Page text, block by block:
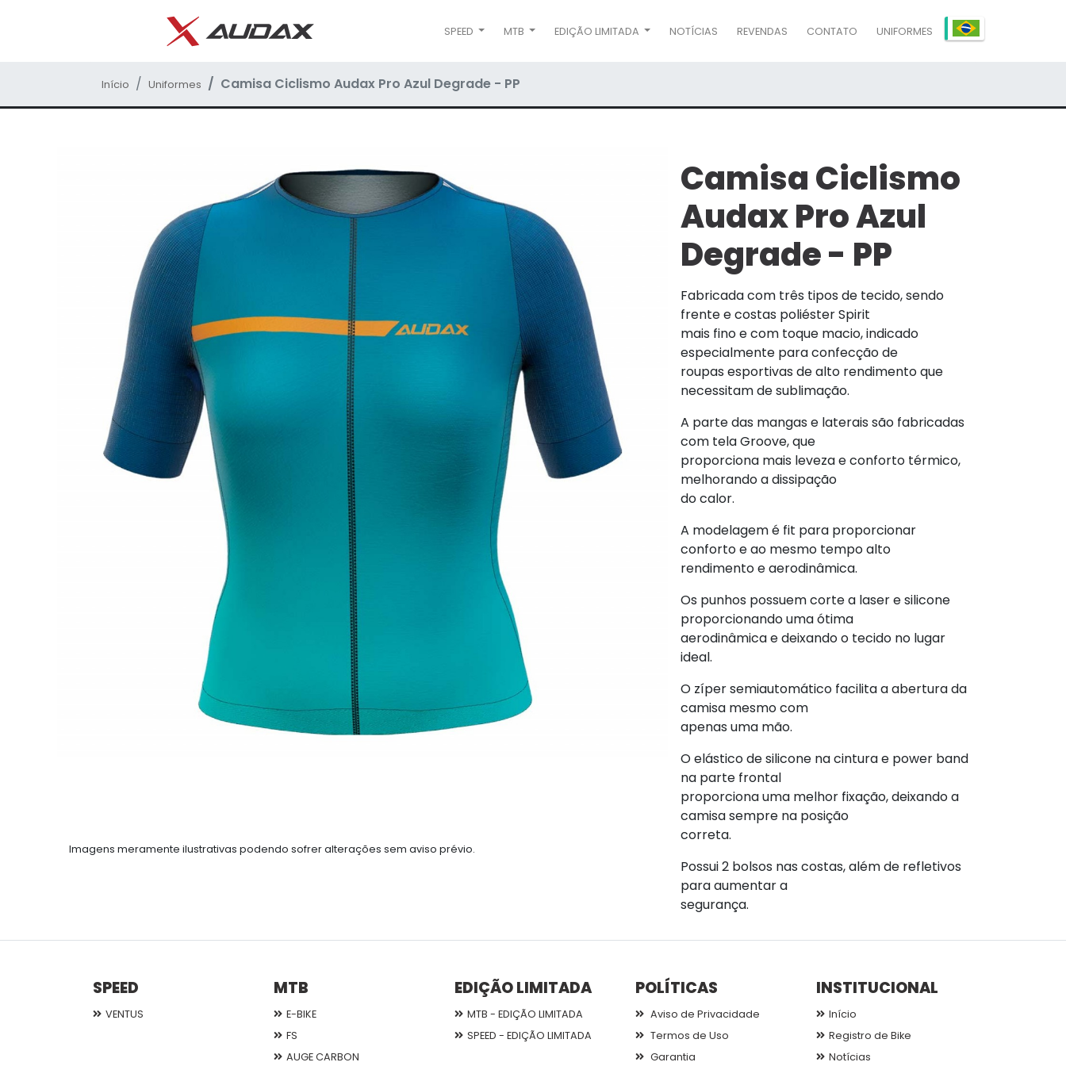
SPEED MTB EDIÇÃO LIMITADA NOTÍCIAS REVENDAS CONTATO UNIFORMES
Início Uniformes Camisa Ciclismo Audax Pro Azul Degrade - PP
Imagens meramente ilustrativas podendo sofrer alterações sem aviso prévio.
Camisa Ciclismo
Audax Pro Azul
Degrade - PP
Fabricada com três tipos de tecido, sendo
frente e costas poliéster Spirit
mais fino e com toque macio, indicado
especialmente para confecção de
roupas esportivas de alto rendimento que
necessitam de sublimação.
A parte das mangas e laterais são fabricadas
com tela Groove, que
proporciona mais leveza e conforto térmico,
melhorando a dissipação
do calor.
A modelagem é fit para proporcionar
conforto e ao mesmo tempo alto
rendimento e aerodinâmica.
Os punhos possuem corte a laser e silicone
proporcionando uma ótima
aerodinâmica e deixando o tecido no lugar
ideal.
O zíper semiautomático facilita a abertura da
camisa mesmo com
apenas uma mão.
O elástico de silicone na cintura e power band
na parte frontal
proporciona uma melhor fixação, deixando a
camisa sempre na posição
correta.
Possui 2 bolsos nas costas, além de refletivos
para aumentar a
segurança.
SPEED
VENTUS
MTB
E-BIKE
FS
AUGE CARBON
EDIÇÃO LIMITADA
MTB - EDIÇÃO LIMITADA
SPEED - EDIÇÃO LIMITADA
POLÍTICAS
Aviso de Privacidade
Termos de Uso
Garantia
INSTITUCIONAL
Início
Registro de Bike
Notícias